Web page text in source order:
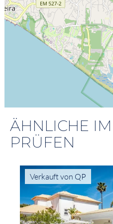
ÄHNLICHE
PRÜFEN
Verkauft von QP